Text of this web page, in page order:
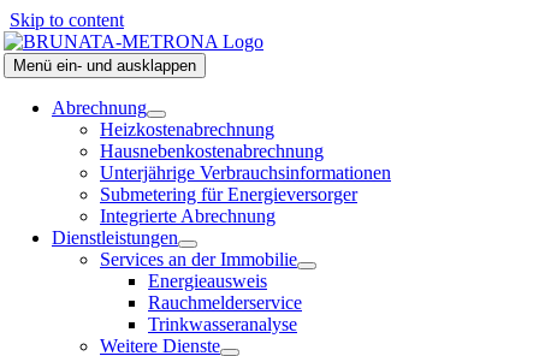
Skip to content
Menü ein- und ausklappen
Abrechnung
Heizkostenabrechnung
Hausnebenkostenabrechnung
Unterjährige Verbrauchsinformationen
Submetering für Energieversorger
Integrierte Abrechnung
Dienstleistungen
Services an der Immobilie
Energieausweis
Rauchmelderservice
Trinkwasseranalyse
Weitere Dienste